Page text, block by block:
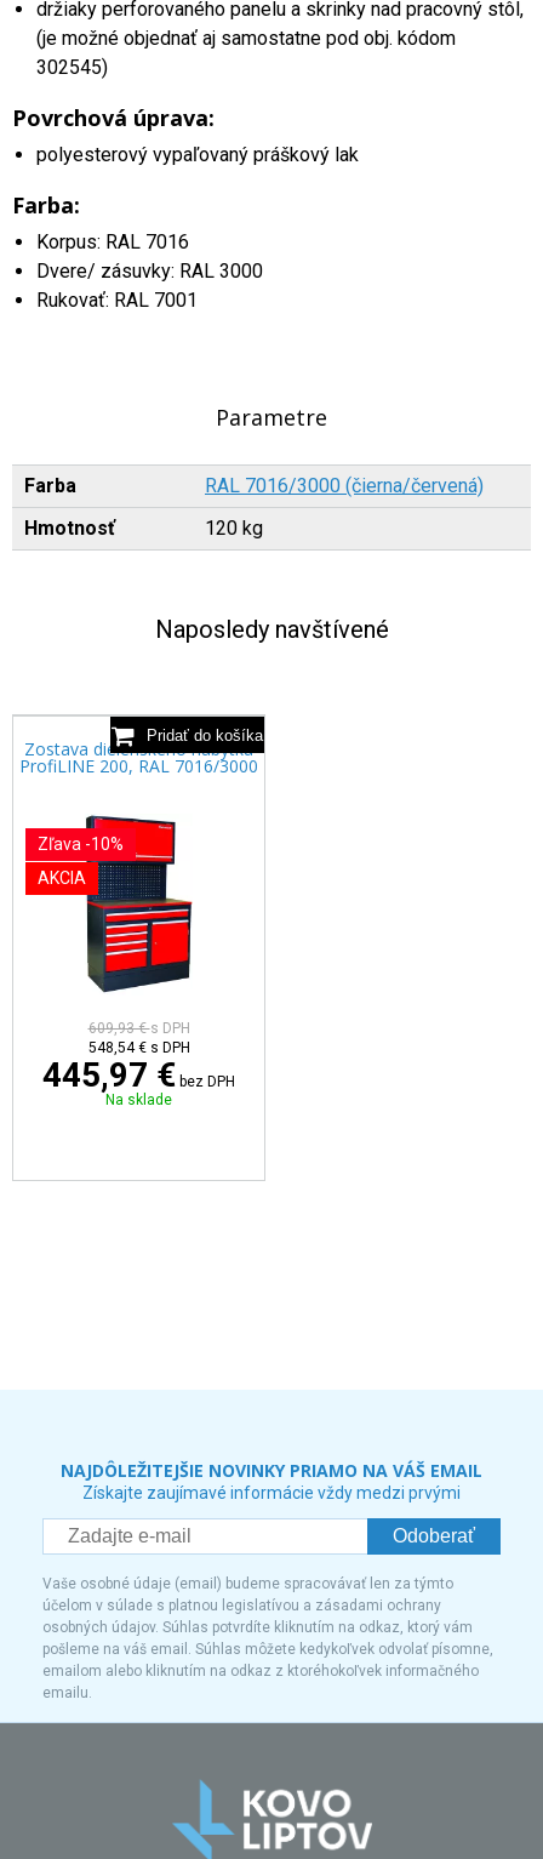
držiaky perforovaného panelu a skrinky nad pracovný stôl,
(je možné objednať aj samostatne pod obj. kódom
302545)
Povrchová úprava:
polyesterový vypaľovaný práškový lak
Farba:
Korpus: RAL 7016
Dvere/ zásuvky: RAL 3000
Rukovať: RAL 7001
Parametre
Farba
RAL 7016/3000 (čierna/červená)
Hmotnosť
120 kg
Naposledy navštívené
Zostava dielenského nábytku
ProfiLINE 200, RAL 7016/3000
Zľava -10%
AKCIA
609,93 €s DPH
548,54 € s DPH
445,97 € bez DPH
Na sklade
NAJDÔLEŽITEJŠIE NOVINKY PRIAMO NA VÁŠ EMAIL
Získajte zaujímavé informácie vždy medzi prvými
Odoberať
Vaše osobné údaje (email) budeme spracovávať len za týmto
účelom v súlade s platnou legislatívou a zásadami ochrany
osobných údajov. Súhlas potvrdíte kliknutím na odkaz, ktorý vám
pošleme na váš email. Súhlas môžete kedykoľvek odvolať písomne,
emailom alebo kliknutím na odkaz z ktoréhokoľvek informačného
emailu.